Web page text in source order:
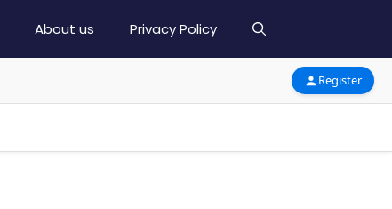
About us Privacy Policy
Register